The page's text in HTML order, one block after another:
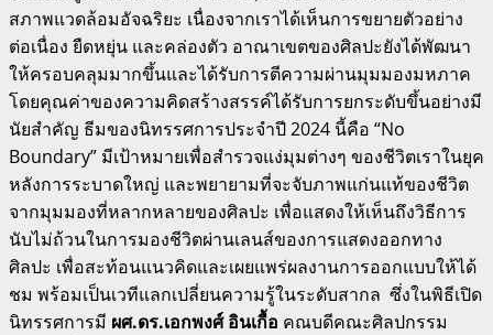
สภาพแวดล้อมอัจฉริยะ เนื่องจากเราได้เห็นการขยายตัวอย่าง
ต่อเนื่อง ยืดหยุ่น และคล่องตัว อาณาเขตของศิลปะยังได้พัฒนา
ให้ครอบคลุมมากขึ้นและได้รับการตีความผ่านมุมมองมหภาค
โดยคุณค่าของความคิดสร้างสรรค์ได้รับการยกระดับขึ้นอย่างมี
นัยสำคัญ ธีมของนิทรรศการประจำปี 2024 นี้คือ “No
Boundary” มีเป้าหมายเพื่อสำรวจแง่มุมต่างๆ ของชีวิตเราในยุค
หลังการระบาดใหญ่ และพยายามที่จะจับภาพแก่นแท้ของชีวิต
จากมุมมองที่หลากหลายของศิลปะ เพื่อแสดงให้เห็นถึงวิธีการ
นับไม่ถ้วนในการมองชีวิตผ่านเลนส์ของการแสดงออกทาง
ศิลปะ เพื่อสะท้อนแนวคิดและเผยแพร่ผลงานการออกแบบให้ได้
ชม พร้อมเป็นเวทีแลกเปลี่ยนความรู้ในระดับสากล ซึ่งในพิธีเปิด
นิทรรศการมี ผศ.ดร.เอกพงศ์ อินเกื้อ คณบดีคณะศิลปกรรม